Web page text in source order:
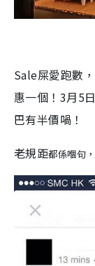
Sale屎愛跑數
惠一個！3月5
巴有半價喎！
老規距都係嗰句